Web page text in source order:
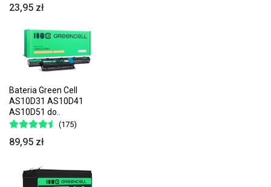
23,95 zł
Bateria Green Cell
AS10D31 AS10D41
AS10D51 do..
(175)
89,95 zł